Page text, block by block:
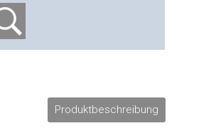
Produktbeschreibung